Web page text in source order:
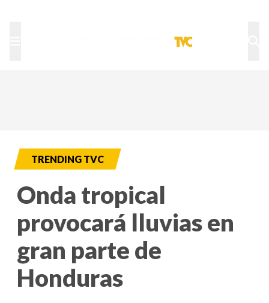
TRENDING TVC
Onda tropical
provocará lluvias en
gran parte de
Honduras